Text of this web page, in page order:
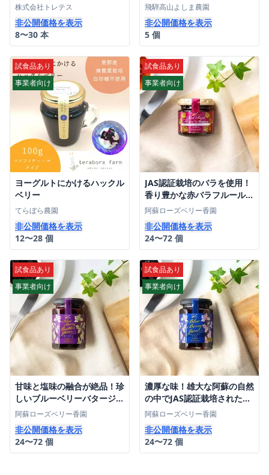
株式会社トレテス
非公開価格を表示
8〜30 本
飛騨高山よしま農園
非公開価格を表示
5 個
試食品あり
事業者向け
ヨーグルトにかけるハックル
ベリー
てらぼら農園
非公開価格を表示
12〜28 個
試食品あり
事業者向け
JAS認証栽培のバラを使用！
香り豊かな赤バラフルールソ
ース(80g)
阿蘇ローズベリー香園
非公開価格を表示
24〜72 個
試食品あり
事業者向け
甘味と塩味の融合が絶品！珍
しいブルーベリーバタージャ
ム（１５０ｇ）
阿蘇ローズベリー香園
非公開価格を表示
24〜72 個
試食品あり
事業者向け
濃厚な味！雄大な阿蘇の自然
の中でJAS認証栽培されたブ
ルーベリーのジャム（１５０
ｇ）
阿蘇ローズベリー香園
非公開価格を表示
24〜72 個